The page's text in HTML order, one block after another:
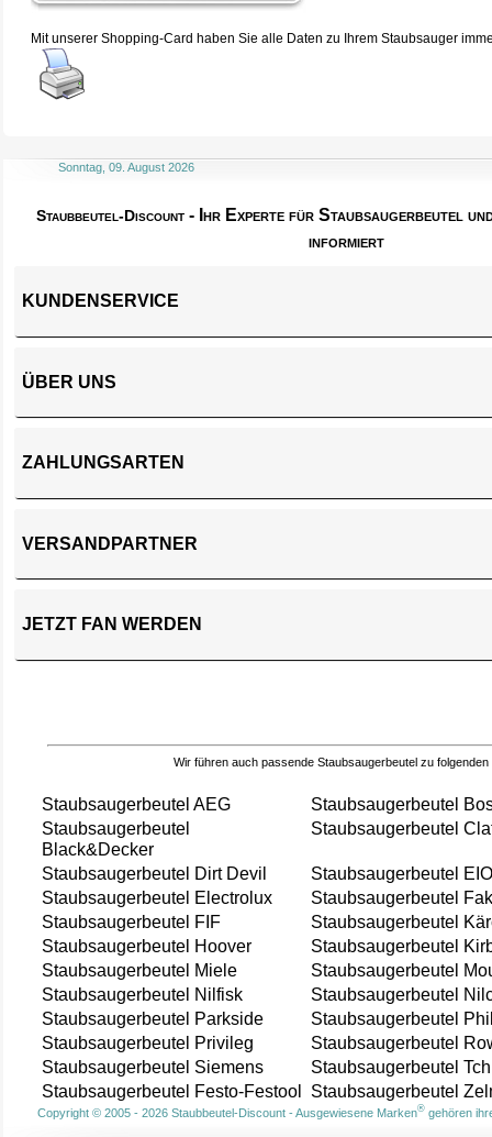
Mit unserer Shopping-Card haben Sie alle Daten zu Ihrem Staubsauger
Sonntag, 09. August 2026
Staubbeutel-Discount - Ihr Experte für Staubsaugerbeutel
informiert
KUNDENSERVICE
ÜBER UNS
ZAHLUNGSARTEN
VERSANDPARTNER
JETZT FAN WERDEN
Wir führen auch passende Staubsaugerbeutel zu folgenden
Staubsaugerbeutel AEG
Staubsaugerbeutel
Staubsaugerbeutel
Black&Decker
Staubsaugerbeutel
Staubsaugerbeutel Dirt Devil
Staubsaugerbeutel
Staubsaugerbeutel Electrolux
Staubsaugerbeutel
Staubsaugerbeutel FIF
Staubsaugerbeutel
Staubsaugerbeutel Hoover
Staubsaugerbeutel
Staubsaugerbeutel Miele
Staubsaugerbeutel
Staubsaugerbeutel Nilfisk
Staubsaugerbeutel
Staubsaugerbeutel Parkside
Staubsaugerbeutel
Staubsaugerbeutel Privileg
Staubsaugerbeutel
Staubsaugerbeutel Siemens
Staubsaugerbeutel
Staubsaugerbeutel Festo-Festool
Staubsaugerbeutel
Copyright © 2005 - 2026 Staubbeutel-Discount - Ausgewiesene Marken®gehören